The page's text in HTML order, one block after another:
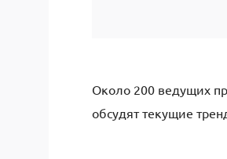
Около 200 ведущих
обсудят текущие